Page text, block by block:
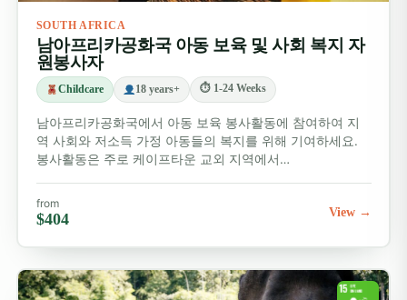
SOUTH AFRICA
남아프리카공화국 아동 보육 및 사회 복지 자
원봉사자
Childcare 18 years+ ⏱ 1-24 Weeks
남아프리카공화국에서 아동 보육 봉사활동에 참여하여 지
역 사회와 저소득 가정 아동들의 복지를 위해 기여하세요.
봉사활동은 주로 케이프타운 교외 지역에서…
from
$404 View →